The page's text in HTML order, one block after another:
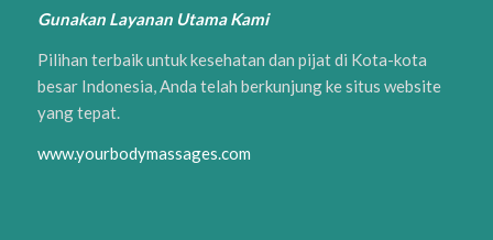
Gunakan Layanan Utama Kami
Pilihan terbaik untuk kesehatan dan pijat di Kota-kota
besar Indonesia, Anda telah berkunjung ke situs website
yang tepat.
www.yourbodymassages.com